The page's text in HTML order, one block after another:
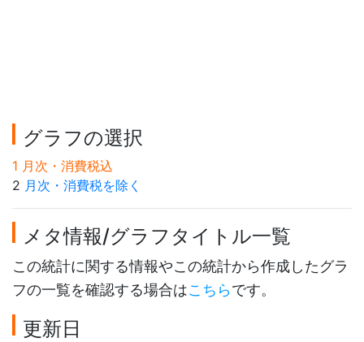
グラフの選択
1 月次・消費税込
2 月次・消費税を除く
メタ情報/グラフタイトル一覧
この統計に関する情報やこの統計から作成したグラ
フの一覧を確認する場合はこちらです。
更新日